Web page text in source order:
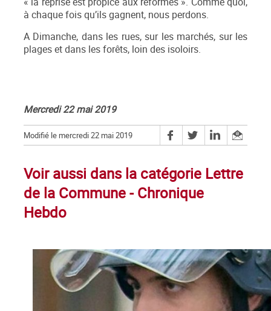
à chaque fois qu’ils gagnent, nous perdons.
A Dimanche, dans les rues, sur les marchés, sur les
plages et dans les forêts, loin des isoloirs.
Mercredi 22 mai 2019
Modifié le mercredi 22 mai 2019
Voir aussi dans la catégorie Lettre
de la Commune - Chronique
Hebdo